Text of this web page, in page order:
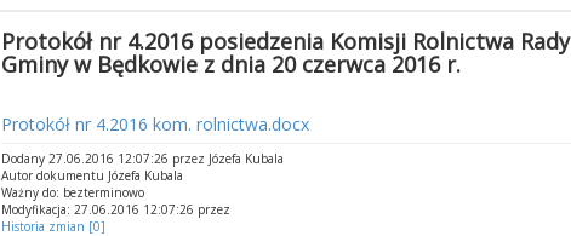
Protokół nr 4.2016 posiedzenia Komisji Rolnictwa Rady
Gminy w Będkowie z dnia 20 czerwca 2016 r.
Protokół nr 4.2016 kom. rolnictwa.docx
Dodany 27.06.2016 12:07:26 przez Józefa Kubala
Autor dokumentu Józefa Kubala
Ważny do: bezterminowo
Modyfikacja: 27.06.2016 12:07:26 przez
Historia zmian [0]